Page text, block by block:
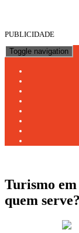
PUBLICIDADE
Toggle navigation
Turismo
quem serve?